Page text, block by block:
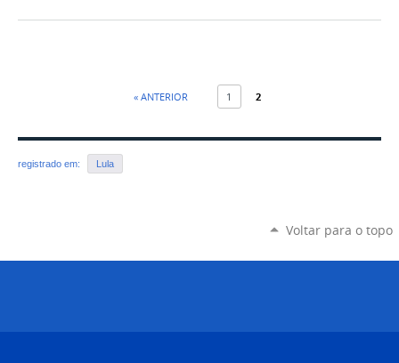
« ANTERIOR 1 2
registrado em: Lula
Voltar para o topo